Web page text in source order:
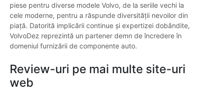
piese pentru diverse modele Volvo, de la seriile vechi la
cele moderne, pentru a răspunde diversității nevoilor din
piață. Datorită implicării continue și expertizei dobândite,
VolvoDez reprezintă un partener demn de încredere în
domeniul furnizării de componente auto.
Review-uri pe mai multe site-uri
web